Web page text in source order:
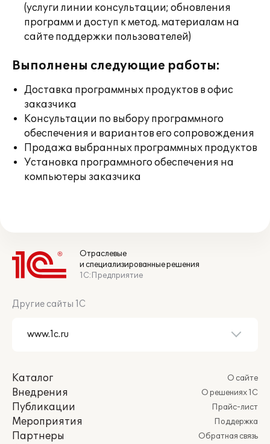
(услуги линии консультации; обновления
программ и доступ к метод. материалам на
сайте поддержки пользователей)
Выполнены следующие работы:
Доставка программных продуктов в офис
заказчика
Консультации по выбору программного
обеспечения и вариантов его сопровождения
Продажа выбранных программных продуктов
Установка программного обеспечения на
компьютеры заказчика
Отраслевые
и специализированные решения
1С:Предприятие
Другие сайты 1С
Каталог
Внедрения
Публикации
Мероприятия
Партнеры
О сайте
О решениях 1С
Прайс-лист
Поддержка
Обратная связь